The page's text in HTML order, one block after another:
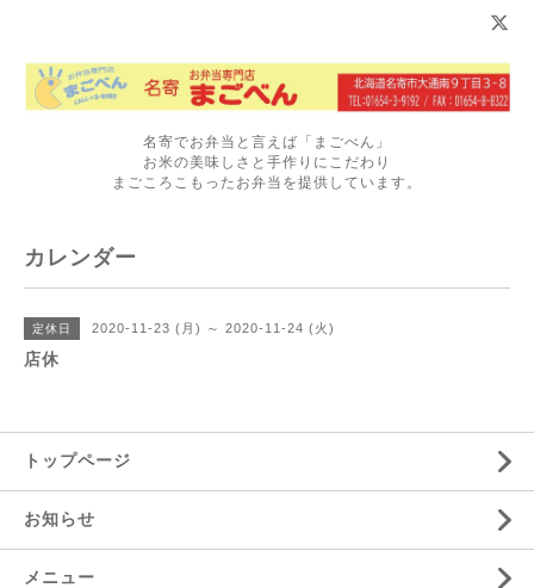
名寄でお弁当と言えば「まごべん」
お米の美味しさと手作りにこだわり
まごころこもったお弁当を提供しています。
カレンダー
定休日 2020-11-23 (月) ～ 2020-11-24 (火)
店休
トップページ
お知らせ
メニュー